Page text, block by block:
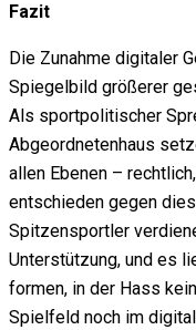
Fazit
Die Zunahme digitaler
Spiegelbild größerer
Als sportpolitischer
Abgeordnetenhaus
allen Ebenen –
entschieden gegen
Spitzensportler
Unterstützung, und es
formen, in der Hass
Spielfeld noch im